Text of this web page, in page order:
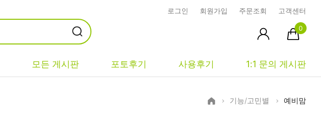
로그인 회원가입 주문조회 고객센터
0
모든 게시판 포토후기 사용후기 1:1 문의 게시판
기능/고민별 예비맘